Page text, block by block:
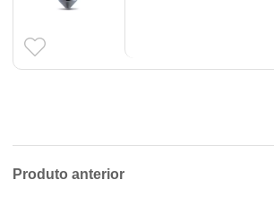
Produto anterior